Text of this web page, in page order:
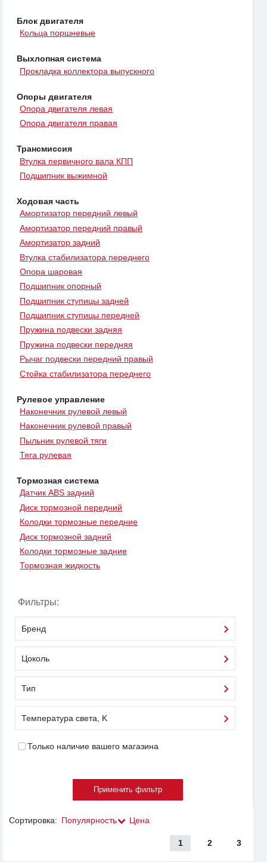
Блок двигателя
Кольца поршневые
Выхлопная система
Прокладка коллектора выпускного
Опоры двигателя
Опора двигателя левая
Опора двигателя правая
Трансмиссия
Втулка первичного вала КПП
Подшипник выжимной
Ходовая часть
Амортизатор передний левый
Амортизатор передний правый
Амортизатор задний
Втулка стабилизатора переднего
Опора шаровая
Подшипник опорный
Подшипник ступицы задней
Подшипник ступицы передней
Пружина подвески задняя
Пружина подвески передняя
Рычаг подвески передний правый
Стойка стабилизатора переднего
Рулевое управление
Наконечник рулевой левый
Наконечник рулевой правый
Пыльник рулевой тяги
Тяга рулевая
Тормозная система
Датчик ABS задний
Диск тормозной передний
Колодки тормозные передние
Диск тормозной задний
Колодки тормозные задние
Тормозная жидкость
Фильтры:
Бренд
Цоколь
Тип
Температура света, K
Только наличие вашего магазина
Сортировка: Популярность Цена
1 2 3